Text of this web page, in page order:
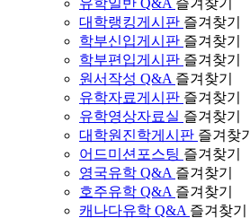
대학랭킹게시판 즐겨찾기
학부신입게시판 즐겨찾기
학부편입게시판 즐겨찾기
원서작성 Q&A 즐겨찾기
유학자료게시판 즐겨찾기
유학영상자료실 즐겨찾기
대학원진학게시판 즐겨찾기
어드미션포스팅 즐겨찾기
영국유학 Q&A 즐겨찾기
호주유학 Q&A 즐겨찾기
캐나다유학 Q&A 즐겨찾기